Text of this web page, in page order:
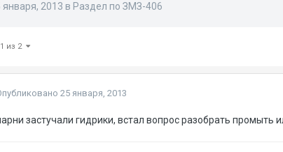
января, 2013 в Раздел по ЗМЗ-406
из 2
25 января, 2013
застучали гидрики, встал вопрос разобрать промыть